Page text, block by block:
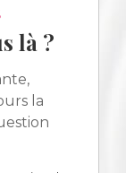
là ?
la